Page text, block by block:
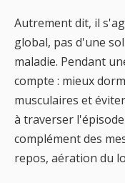
Autrement dit, il
global, pas d'une
maladie. Pendant
compte : mieux
musculaires et
à traverser
complément des
repos, aération du